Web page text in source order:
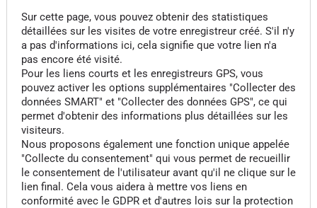
Sur cette page, vous pouvez obtenir des statistiques
détaillées sur les visites de votre enregistreur créé. S'il n'y
a pas d'informations ici, cela signifie que votre lien n'a
pas encore été visité.
Pour les liens courts et les enregistreurs GPS, vous
pouvez activer les options supplémentaires "Collecter des
données SMART" et "Collecter des données GPS", ce qui
permet d'obtenir des informations plus détaillées sur les
visiteurs.
Nous proposons également une fonction unique appelée
"Collecte du consentement" qui vous permet de recueillir
le consentement de l'utilisateur avant qu'il ne clique sur le
lien final. Cela vous aidera à mettre vos liens en
conformité avec le GDPR et d'autres lois sur la protection